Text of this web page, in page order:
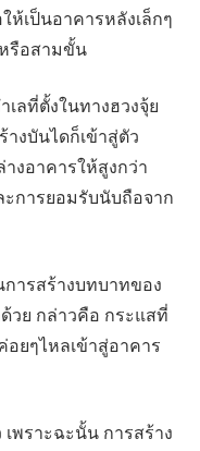
เป็นอาคารหลังเล็กๆ
รือสามขั้น
ลที่ตั้งในทางฮวงจุ้ย
งบันไดก็เข้าสู่ตัว
งอาคารให้สูงกว่า
การยอมรับนับถือจาก
การสร้างบทบาทของ
วย กล่าวคือ กระแสที่
อยๆไหลเข้าสู่อาคาร
พราะฉะนั้น การสร้าง